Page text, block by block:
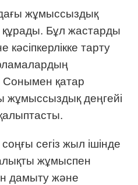
жұмыссыздық
құрады. Бұл жастарды
тарту
Сонымен қатар
жұмыссыздық деңгейі
сегіз жыл ішінде
жұмыспен
дамыту және